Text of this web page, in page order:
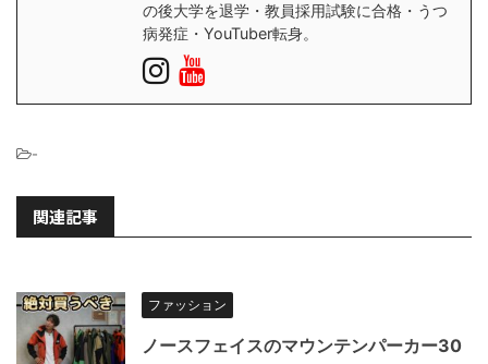
の後大学を退学・教員採用試験に合格・うつ
病発症・YouTuber転身。
-
関連記事
ファッション
ノースフェイスのマウンテンパーカー30